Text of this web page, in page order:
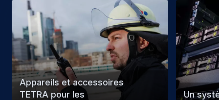
Appareils et accessoires
TETRA pour les
Un